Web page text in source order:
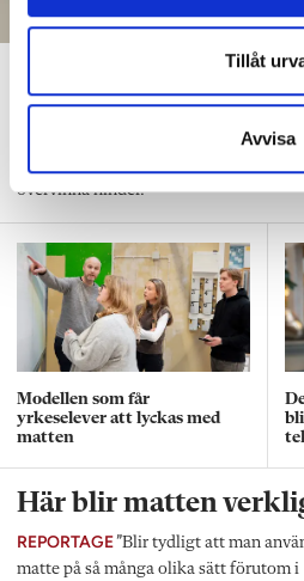
Tillåt
Avvisa
matteproblem
övervinna hinder.
Modellen som får
yrkeselever att lyckas med
matten
Här blir matten
REPORTAGE”Blir tydligt att man
matte på så många olika sätt förutom i